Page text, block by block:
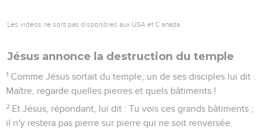
Veillez donc, car vous ne savez pas quand le maître de la
maison viendra, ou le soir, ou à minuit, ou au chant du coq
ou le matin ;
36 De peur qu'arrivant tout à coup il ne vous trouve endormis.
37 Or, ce que je vous dis, je le dis à tous : Veillez.